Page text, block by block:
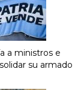
a ministros e
su armado